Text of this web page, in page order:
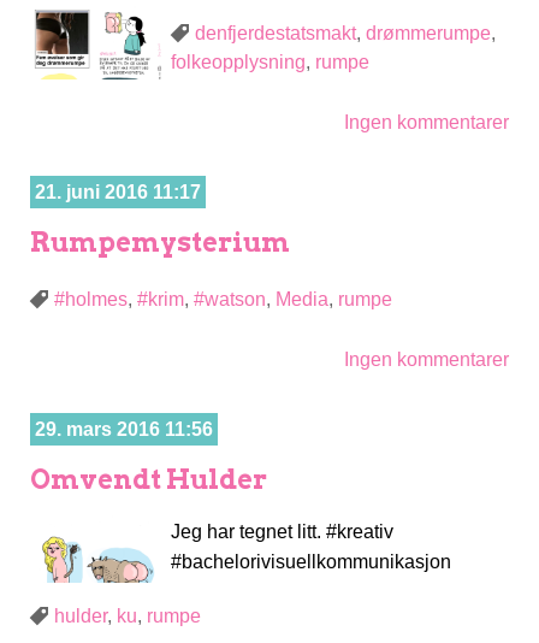
denfjerdestatsmakt,drømmerumpe,
folkeopplysning, rumpe
Ingen kommentarer
21. juni 2016 11:17
Rumpemysterium
#holmes, #krim, #watson, Media, rumpe
Ingen kommentarer
29. mars 2016 11:56
Omvendt Hulder
Jeg har tegnet litt. #kreativ
#bachelorivisuellkommunikasjon
hulder, ku, rumpe